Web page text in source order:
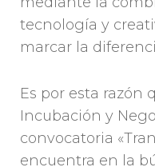
tecnología y
marcar la
Es por esta razón
Incubación y
convocatoria
encuentra en la